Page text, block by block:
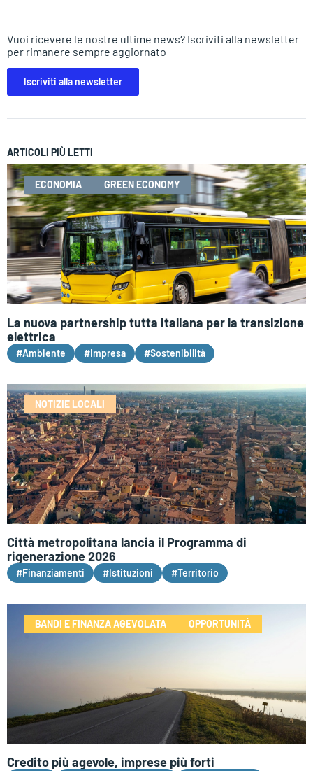
Vuoi ricevere le nostre ultime news? Iscriviti alla newsletter
per rimanere sempre aggiornato
Iscriviti alla newsletter
ARTICOLI PIÙ LETTI
ECONOMIA GREEN ECONOMY
La nuova partnership tutta italiana per la transizione
elettrica
#Ambiente #Impresa #Sostenibilità
NOTIZIE LOCALI
Città metropolitana lancia il Programma di
rigenerazione 2026
#Finanziamenti #Istituzioni #Territorio
BANDI E FINANZA AGEVOLATA OPPORTUNITÀ
Credito più agevole, imprese più forti